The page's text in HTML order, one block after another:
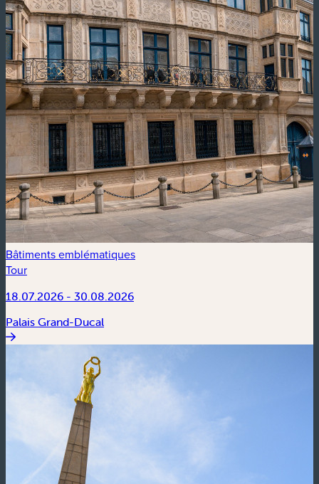
Bâtiments emblématiques
Tour
18.07.2026 - 30.08.2026
Palais Grand-Ducal